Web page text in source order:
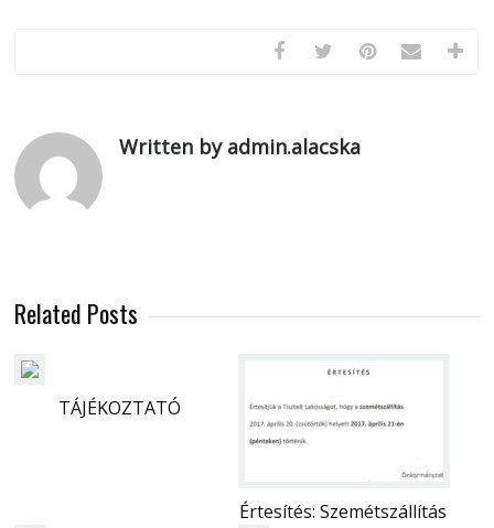
Written by admin.alacska
Related Posts
TÁJÉKOZTATÓ
Értesítés: Szemétszállítás